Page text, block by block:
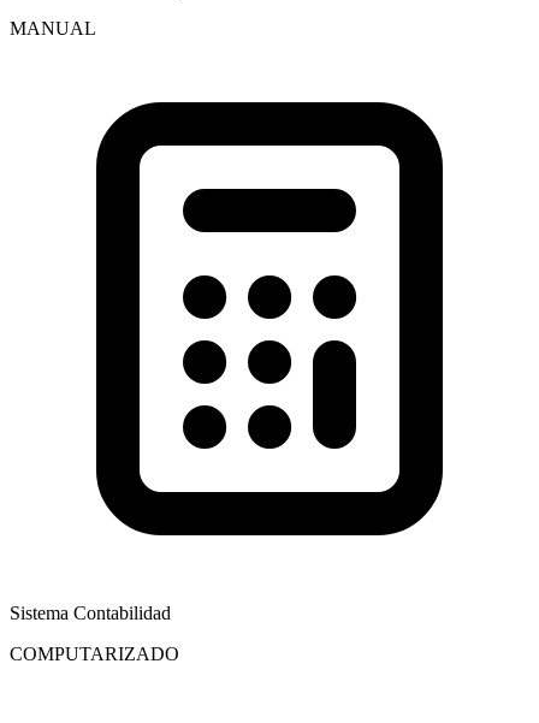
MANUAL
Sistema Contabilidad
COMPUTARIZADO